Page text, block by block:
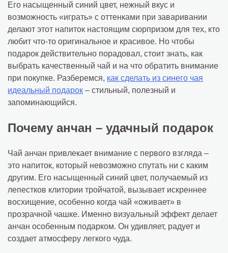
Его насыщенный синий цвет, нежный вкус и
возможность «играть» с оттенками при заваривании
делают этот напиток настоящим сюрпризом для тех, кто
любит что-то оригинальное и красивое. Но чтобы
подарок действительно порадовал, стоит знать, как
выбрать качественный чай и на что обратить внимание
при покупке. Разберемся, как сделать из синего чая
идеальный подарок – стильный, полезный и
запоминающийся.
Почему анчан – удачный подарок
Чай анчан привлекает внимание с первого взгляда –
это напиток, который невозможно спутать ни с каким
другим. Его насыщенный синий цвет, получаемый из
лепестков клитории тройчатой, вызывает искреннее
восхищение, особенно когда чай «оживает» в
прозрачной чашке. Именно визуальный эффект делает
анчан особенным подарком. Он удивляет, радует и
создает атмосферу легкого чуда.